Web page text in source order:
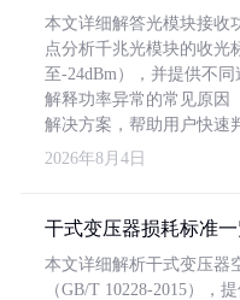
本文详细解答光模块接收
点分析千兆光模块的收光
至-24dBm），并提供不
解释功率异常的常见原因
解决方案，帮助用户快速
2026年8月4日
干式变压器损耗标准
本文详细解析干式变压器
（GB/T 10228-2015），